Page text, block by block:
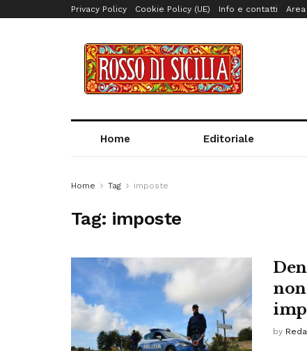
Privacy Policy Cookie Policy (UE) Info e contatti
Home Editoriale
Home Tag imposte
Tag: imposte
by